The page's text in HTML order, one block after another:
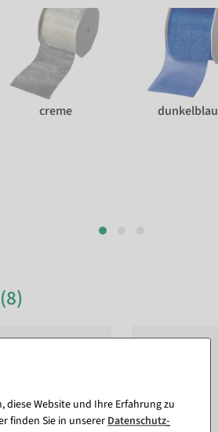
creme dunkelblau
diese Website und Ihre Erfahrung zu
finden Sie in unsererDaten­schutz­